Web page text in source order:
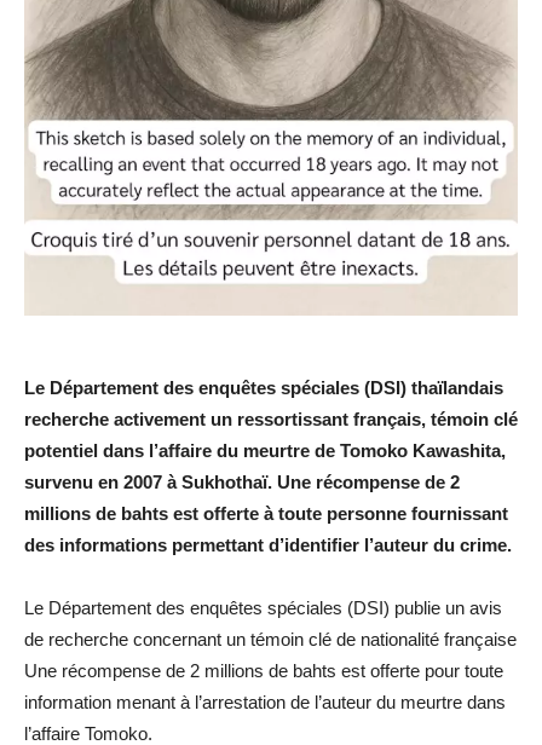
Le Département des enquêtes spéciales (DSI) thaïlandais
recherche activement un ressortissant français, témoin clé
potentiel dans l’affaire du meurtre de Tomoko Kawashita,
survenu en 2007 à Sukhothaï. Une récompense de 2
millions de bahts est offerte à toute personne fournissant
des informations permettant d’identifier l’auteur du crime.
Le Département des enquêtes spéciales (DSI) publie un avis
de recherche concernant un témoin clé de nationalité française
Une récompense de 2 millions de bahts est offerte pour toute
information menant à l’arrestation de l’auteur du meurtre dans
l’affaire Tomoko.